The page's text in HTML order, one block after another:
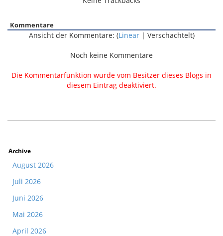
Kommentare
Ansicht der Kommentare: (Linear| Verschachtelt)
Noch keine Kommentare
Die Kommentarfunktion wurde vom Besitzer dieses Blogs in
diesem Eintrag deaktiviert.
Archive
August 2026
Juli 2026
Juni 2026
Mai 2026
April 2026